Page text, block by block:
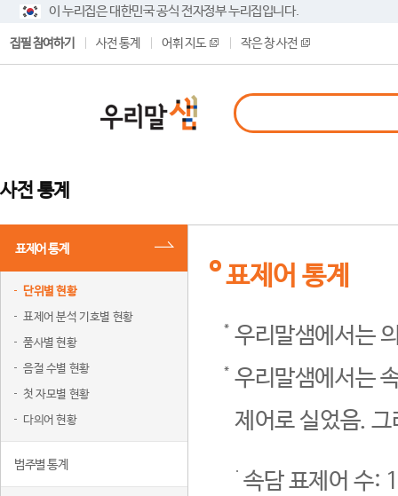
이 누리집은 대한민국 공식 전자정부 누리집입니다.
집필 참여하기 사전 통계 어휘 지도 작은 창 사전
사전 통계
표제어 통계
단위별 현황
표제어 분석 기호별 현황
품사별 현황
음절 수별 현황
첫 자모별 현황
다의어 현황
범주별 통계
표제어 통계
우리말샘에서는
우리말샘에서는
제어로 실었음.
속담 표제어 수: